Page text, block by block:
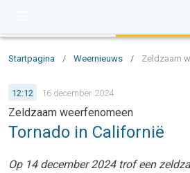
Startpagina / Weernieuws / Zeldzaam
12:12 16 december 2024
Zeldzaam weerfenomeen
Tornado in Californië
Op 14 december 2024 trof een